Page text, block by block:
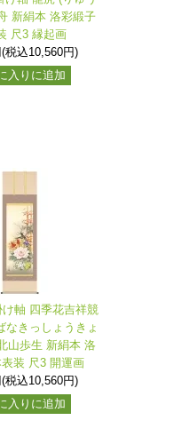
新絹本 洛彩緞子
尺3 縁起画
税込10,560円)
入りに追加
け軸 四季花吉祥競
なきっしょうきょ
山歩生 新絹本 洛
装 尺3 開運画
税込10,560円)
入りに追加